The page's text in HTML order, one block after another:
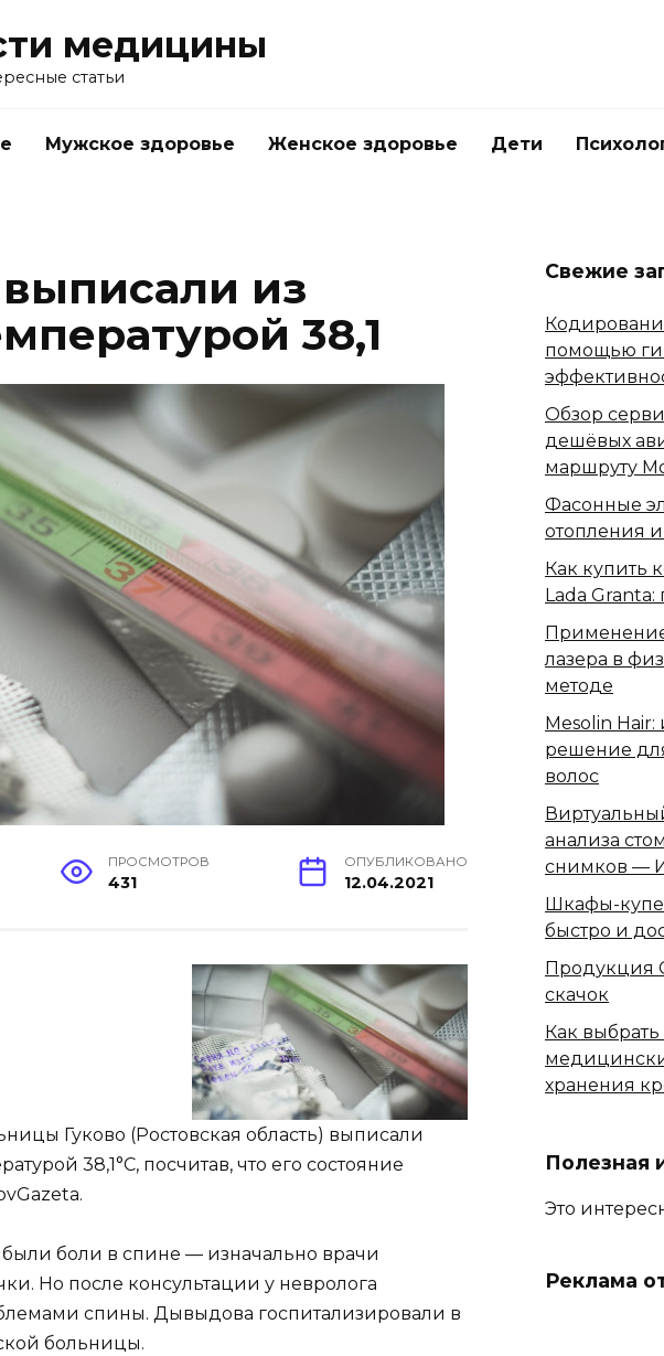
медицины
статьи
Мужское здоровье Женское здоровье Дети
из
38,1
ПРОСМОТРОВ
431
ОПУБЛИКОВАНО
12.04.2021
Гуково (Ростовская область) выписали
38,1°С, посчитав, что его состояние
боли в спине — изначально врачи
Но после консультации у невролога
спины. Дывыдова госпитализировали в
больницы.
Свежие
помощью
Обзор
дешёвых
маршруту
Фасонные
отопления
Как купить
Lada
лазера в
методе
Mesolin
решение
волос
анализа
снимков —
Шкафы-купе
быстро и
Продукция
скачок
Как
хранения
Полезная
Это
Реклама